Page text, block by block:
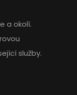
a okolí.
služby.